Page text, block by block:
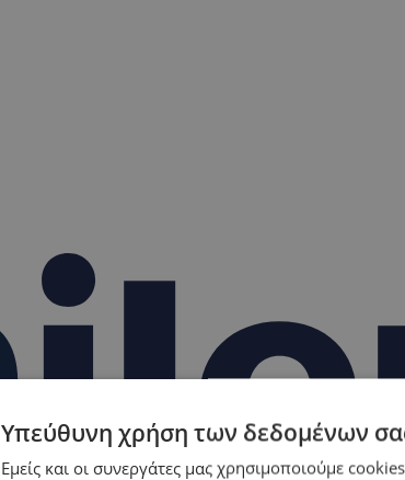
Υπεύθυνη χρήση των δεδομένων
Εμείς και οι συνεργάτες μας χρησιμοποιούμε